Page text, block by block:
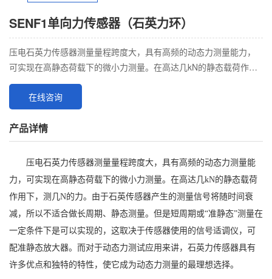
SENF1单向力传感器（石英力环）
压电石英力传感器测量量程跨度大，具有高频的动态力测量能力，
可实现在高静态荷载下的微小力测量。在高达几kN的静态载荷作用
下，测几N的力。由于石英传感器产生的测量信
在线咨询
产品详情
压电石英力传感器测量量程跨度大，具有高频的动态力测量能
力，可实现在高静态荷载下的微小力测量。在高达几kN的静态载荷
作用下，测几N的力。 由于石英传感器产生的测量信号将随时间衰
减，所以不适合做长周期、静态测量。但是短周期或“准静态”测量在
一定条件下是可以实现的，这取决于传感器使用的信号适调仪 ，可
配准静态放大器。 而对于动态力测试应用来讲，石英力传感器具有
许多优点和独特的特性，使它成为动态力测量的最理想选择。